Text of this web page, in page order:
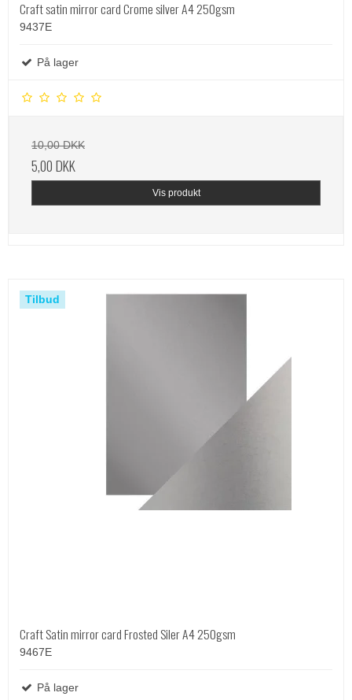
Craft satin mirror card Crome silver A4 250gsm
9437E
På lager
10,00 DKK
5,00 DKK
Vis produkt
Tilbud
Craft Satin mirror card Frosted Siler A4 250gsm
9467E
På lager